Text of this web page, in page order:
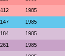
1985
1985
1985
1985